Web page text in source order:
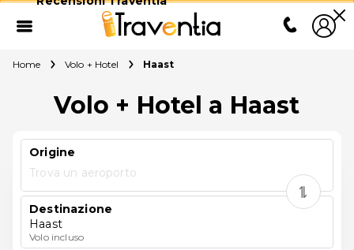
Home Volo + Hotel Haast
Volo + Hotel a Haast
Origine
Trova un aeroporto
Destinazione
Haast
Volo incluso